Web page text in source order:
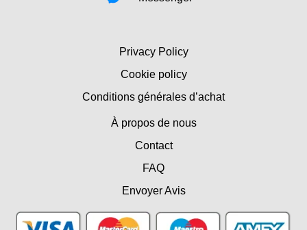
Privacy Policy
Cookie policy
Conditions générales d’achat
À propos de nous
Contact
FAQ
Envoyer Avis